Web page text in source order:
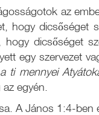
az
hogy dicsőséget
hogy dicsőséget
egy szervezet
ti mennyei
egyén.
A János 1:4-ben